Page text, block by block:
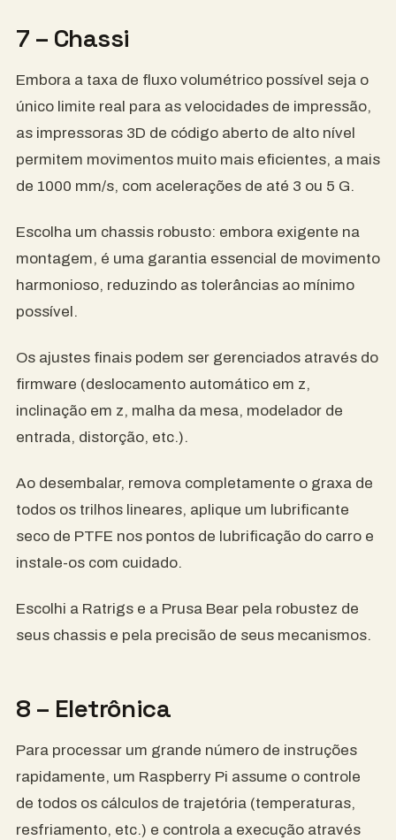
7 – Chassi
Embora a taxa de fluxo volumétrico possível seja o
único limite real para as velocidades de impressão,
as impressoras 3D de código aberto de alto nível
permitem movimentos muito mais eficientes, a mais
de 1000 mm/s, com acelerações de até 3 ou 5 G.
Escolha um chassis robusto: embora exigente na
montagem, é uma garantia essencial de movimento
harmonioso, reduzindo as tolerâncias ao mínimo
possível.
Os ajustes finais podem ser gerenciados através do
firmware (deslocamento automático em z,
inclinação em z, malha da mesa, modelador de
entrada, distorção, etc.).
Ao desembalar, remova completamente o graxa de
todos os trilhos lineares, aplique um lubrificante
seco de PTFE nos pontos de lubrificação do carro e
instale-os com cuidado.
Escolhi a Ratrigs e a Prusa Bear pela robustez de
seus chassis e pela precisão de seus mecanismos.
8 – Eletrônica
Para processar um grande número de instruções
rapidamente, um Raspberry Pi assume o controle
de todos os cálculos de trajetória (temperaturas,
resfriamento, etc.) e controla a execução através